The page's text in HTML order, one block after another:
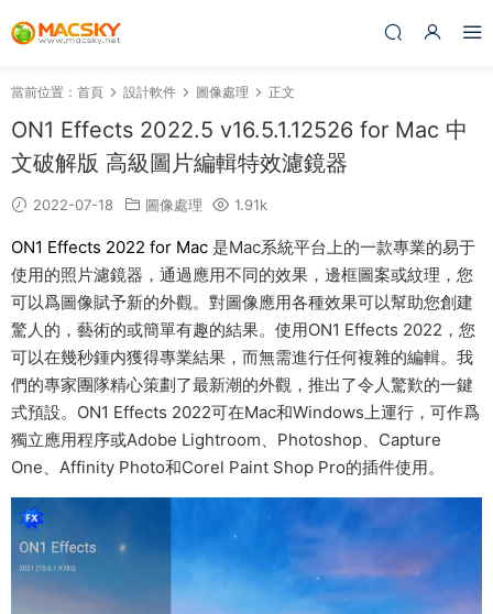
當前位置： 首頁 設計軟件 圖像處理 正文
ON1 Effects 2022.5 v16.5.1.12526 for Mac 中
文破解版 高級圖片編輯特效濾鏡器
2022-07-18 圖像處理 1.91k
ON1 Effects 2022 for Mac 是Mac系統平台上的一款專業的易于
使用的照片濾鏡器，通過應用不同的效果，邊框圖案或紋理，您
可以爲圖像賦予新的外觀。對圖像應用各種效果可以幫助您創建
驚人的，藝術的或簡單有趣的結果。使用ON1 Effects 2022，您
可以在幾秒鍾内獲得專業結果，而無需進行任何複雜的編輯。我
們的專家團隊精心策劃了最新潮的外觀，推出了令人驚歎的一鍵
式預設。ON1 Effects 2022可在Mac和Windows上運行，可作爲
獨立應用程序或Adobe Lightroom、Photoshop、Capture
One、Affinity Photo和Corel Paint Shop Pro的插件使用。